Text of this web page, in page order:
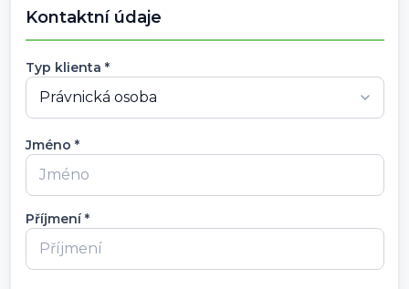
Kontaktní údaje
Typ klienta *
Jméno *
Příjmení *